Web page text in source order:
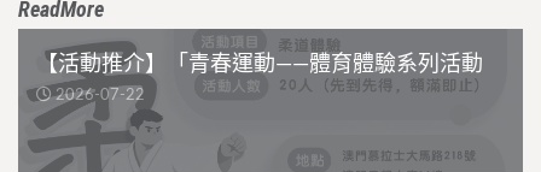
ReadMore
【活動推介】「青春運動——體育體驗系列活動
2026-07-22